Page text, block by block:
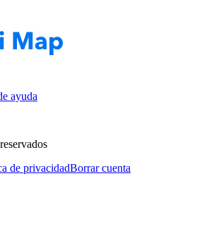
ayuda
de privacidadBorrar cuenta